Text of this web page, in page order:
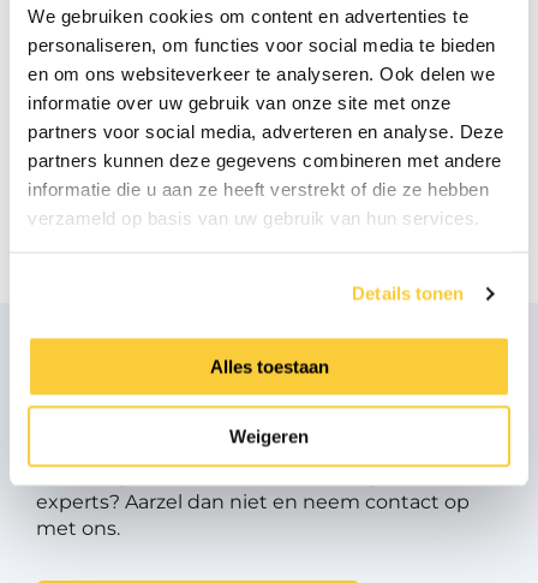
We gebruiken cookies om content en advertenties te
personaliseren, om functies voor social media te bieden
en om ons websiteverkeer te analyseren. Ook delen we
informatie over uw gebruik van onze site met onze
partners voor social media, adverteren en analyse. Deze
partners kunnen deze gegevens combineren met andere
informatie die u aan ze heeft verstrekt of die ze hebben
verzameld op basis van uw gebruik van hun services.
Details tonen
Alles toestaan
Weigeren
Legenda:
Warmteopwekker
Warmteopslagvat (buffer)
Warmtestraler
Koud leidingwater
Boiler voor sanitair warm water
Heeft u vragen?
Heeft u een vraag over onze producten, onze
experts? Aarzel dan niet en neem contact op
met ons.